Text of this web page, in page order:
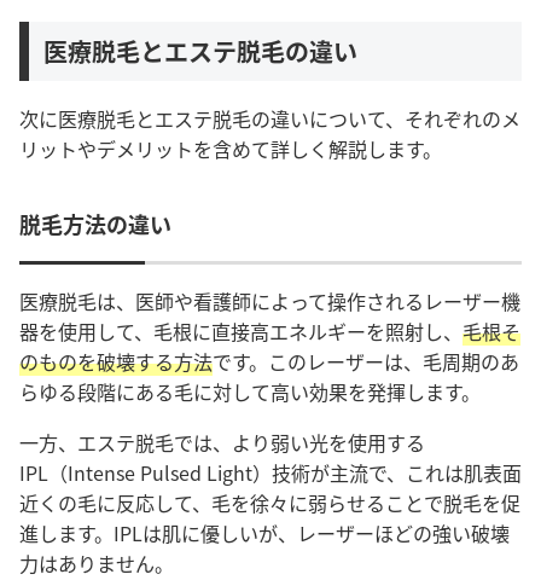
医療脱毛とエステ脱毛の違い
次に医療脱毛とエステ脱毛の違いについて、それぞれのメ
リットやデメリットを含めて詳しく解説します。
脱毛方法の違い
医療脱毛は、医師や看護師によって操作されるレーザー機
器を使用して、毛根に直接高エネルギーを照射し、 毛根そ
のものを破壊する方法です。このレーザーは、毛周期のあ
らゆる段階にある毛に対して高い効果を発揮します。
一方、エステ脱毛では、より弱い光を使用する
IPL（Intense Pulsed Light）技術が主流で、これは肌表面
近くの毛に反応して、毛を徐々に弱らせることで脱毛を促
進します。IPLは肌に優しいが、レーザーほどの強い破壊
力はありません。